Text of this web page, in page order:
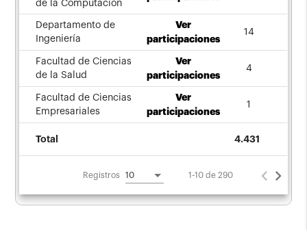
de la Computación
Departamento de
Ingeniería
Ver
participaciones
14
Facultad de Ciencias
de la Salud
Ver
participaciones
4
Facultad de Ciencias
Empresariales
Ver
participaciones
1
Total 4.431
Registros 10 1-10 de 290